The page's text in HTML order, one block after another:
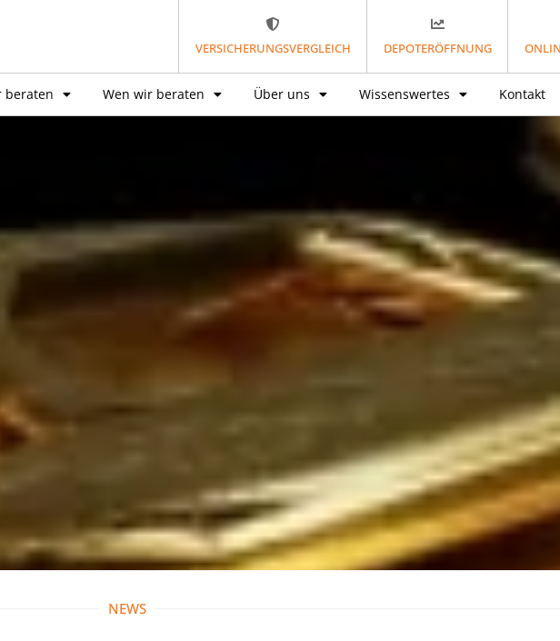
VERSICHERUNGSVERGLEICH DEPOTERÖFFNUNG
beraten Wen wir beraten Über uns Wissenswertes Kontakt
NEWS